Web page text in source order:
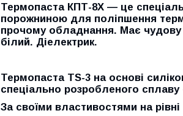
Термопаста КПТ-8Х — це
порожниною для поліпшення
прочому обладнання. Має чудову
білий. Діелектрик.
Термопаста TS-3 на основі
спеціально розробленого
За своїми властивостями на